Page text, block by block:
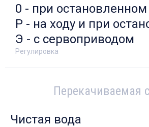
Регулировка
0 - при остановленном
Р - на ходу и при
Э - с сервоприводом
Перекачиваемая
Чистая вода